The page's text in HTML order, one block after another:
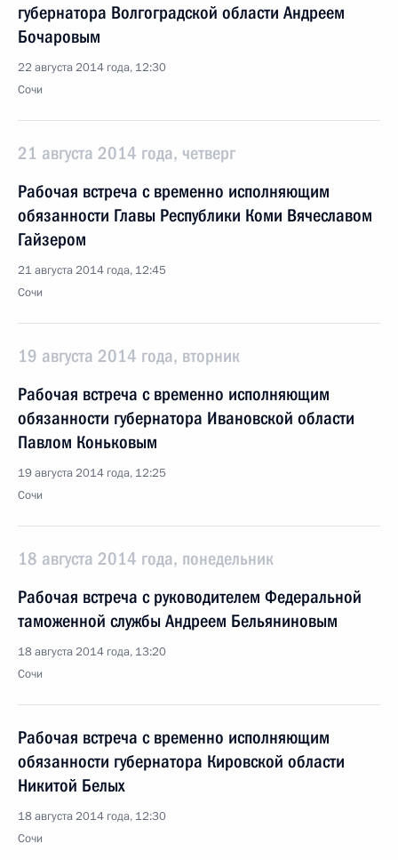
губернатора Волгоградской области Андреем
Бочаровым
22 августа 2014 года, 12:30
Сочи
21 августа 2014 года, четверг
Рабочая встреча с временно исполняющим
обязанности Главы Республики Коми Вячеславом
Гайзером
21 августа 2014 года, 12:45
Сочи
19 августа 2014 года, вторник
Рабочая встреча с временно исполняющим
обязанности губернатора Ивановской области
Павлом Коньковым
19 августа 2014 года, 12:25
Сочи
18 августа 2014 года, понедельник
Рабочая встреча с руководителем Федеральной
таможенной службы Андреем Бельяниновым
18 августа 2014 года, 13:20
Сочи
Рабочая встреча с временно исполняющим
обязанности губернатора Кировской области
Никитой Белых
18 августа 2014 года, 12:30
Сочи